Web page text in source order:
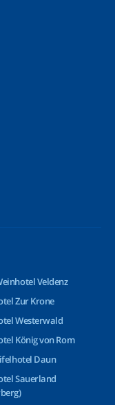
Veldenz
Zur Krone
Westerwald
König von Rom
Daun
Sauerland